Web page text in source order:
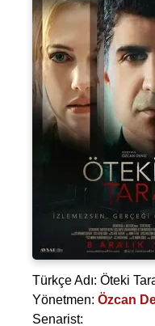
Türkçe Adı: Öteki
Yönetmen: Özcan
Senarist: